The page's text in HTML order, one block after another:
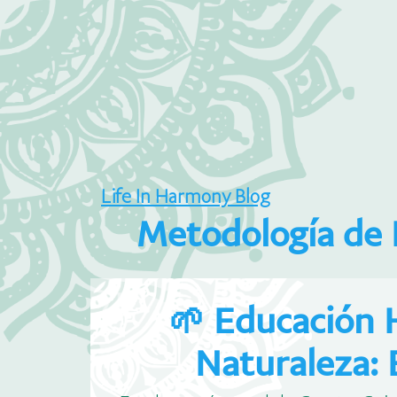
Life In Harmony Blog
Metodología
🌱 Educación
Naturaleza: